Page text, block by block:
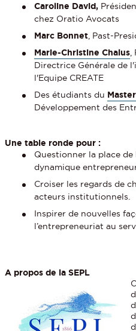
Caroline David,
chez Oratio Avocats
Marc Bonnet , Past-
Marie-Christine Chalus
Directrice Générale de
l'Equipe CREATE
Des étudiants du
Développement des
Une table ronde pour :
Questionner la place
dynamique
Croiser les regards de
acteurs institutionnels.
Inspirer de nouvelles
l’entrepreneuriat au
A propos de la SEPL